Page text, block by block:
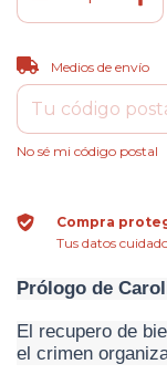
Entregas para el CP:
Medios de envío
No sé mi código postal
Compra
Tus datos
Prólogo de
El recupero de
el crimen